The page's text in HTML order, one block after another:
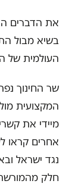
את הדברים
בשיא מבול
העולמית של
שר החינוך
המקצועית
מיידי את
אחרים קראו
נגד ישראל
חלק